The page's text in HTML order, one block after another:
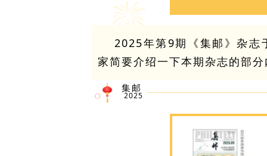
2025年第9期《集邮》杂志
家简要介绍一下本期杂志的部
集邮
2025